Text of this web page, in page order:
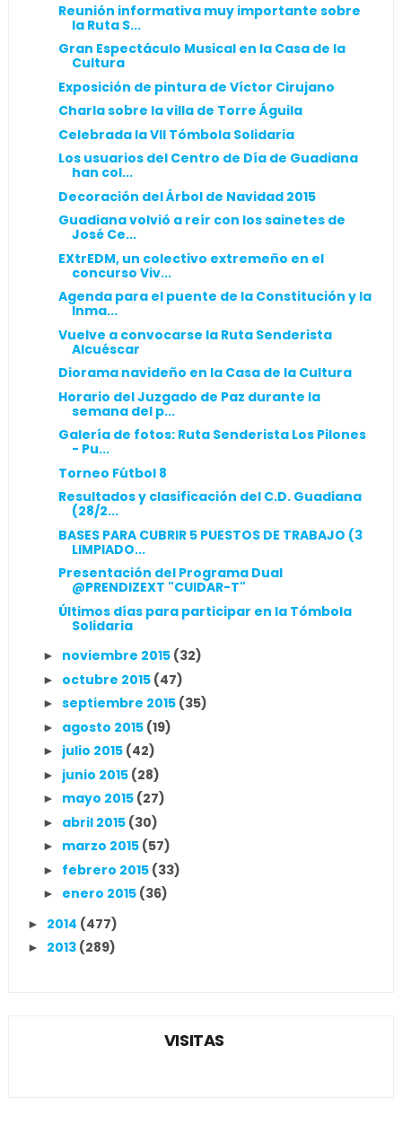
Reunión informativa muy importante sobre
la Ruta S...
Gran Espectáculo Musical en la Casa de la
Cultura
Exposición de pintura de Víctor Cirujano
Charla sobre la villa de Torre Águila
Celebrada la VII Tómbola Solidaria
Los usuarios del Centro de Día de Guadiana
han col...
Decoración del Árbol de Navidad 2015
Guadiana volvió a reír con los sainetes de
José Ce...
EXtrEDM, un colectivo extremeño en el
concurso Viv...
Agenda para el puente de la Constitución y la
Inma...
Vuelve a convocarse la Ruta Senderista
Alcuéscar
Diorama navideño en la Casa de la Cultura
Horario del Juzgado de Paz durante la
semana del p...
Galería de fotos: Ruta Senderista Los Pilones
- Pu...
Torneo Fútbol 8
Resultados y clasificación del C.D. Guadiana
(28/2...
BASES PARA CUBRIR 5 PUESTOS DE TRABAJO (3
LIMPIADO...
Presentación del Programa Dual
@PRENDIZEXT "CUIDAR-T"
Últimos días para participar en la Tómbola
Solidaria
► noviembre 2015 (32)
► octubre 2015 (47)
► septiembre 2015 (35)
► agosto 2015 (19)
► julio 2015 (42)
► junio 2015 (28)
► mayo 2015 (27)
► abril 2015 (30)
► marzo 2015 (57)
► febrero 2015 (33)
► enero 2015 (36)
► 2014 (477)
► 2013 (289)
VISITAS